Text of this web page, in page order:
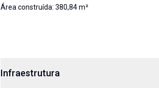
Área construída: 380,84 m²
Infraestrutura